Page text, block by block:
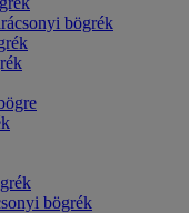
bögrék
bögrék